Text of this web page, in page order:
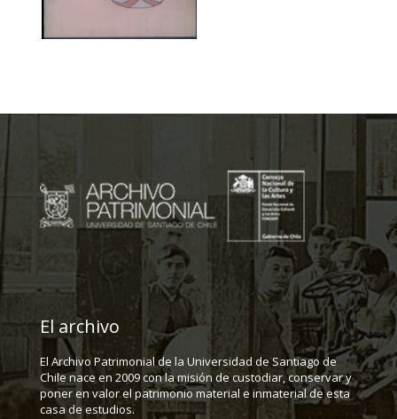
El archivo
El Archivo Patrimonial de la Universidad de Santiago de
Chile nace en 2009 con la misión de custodiar, conservar y
poner en valor el patrimonio material e inmaterial de esta
casa de estudios.